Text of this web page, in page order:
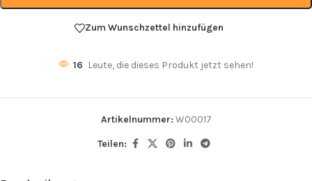
Zum Wunschzettel hinzufügen
16 Leute, die dieses Produkt jetzt sehen!
Artikelnummer: W00017
Teilen: